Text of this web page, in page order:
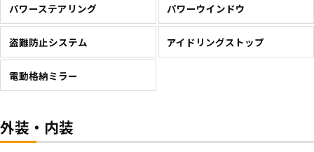
パワーステアリング パワーウインドウ
盗難防止システム アイドリングストップ
電動格納ミラー
外装・内装